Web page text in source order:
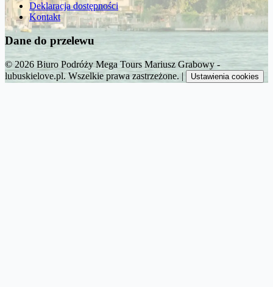
Deklaracja dostępności
Kontakt
Dane do przelewu
© 2026 Biuro Podróży Mega Tours Mariusz Grabowy -
lubuskielove.pl. Wszelkie prawa zastrzeżone. | Ustawienia cookies